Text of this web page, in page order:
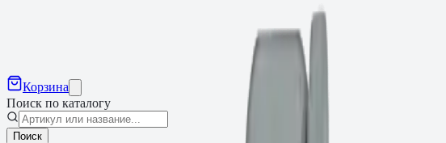
Корзина
Поиск по каталогу
Поиск